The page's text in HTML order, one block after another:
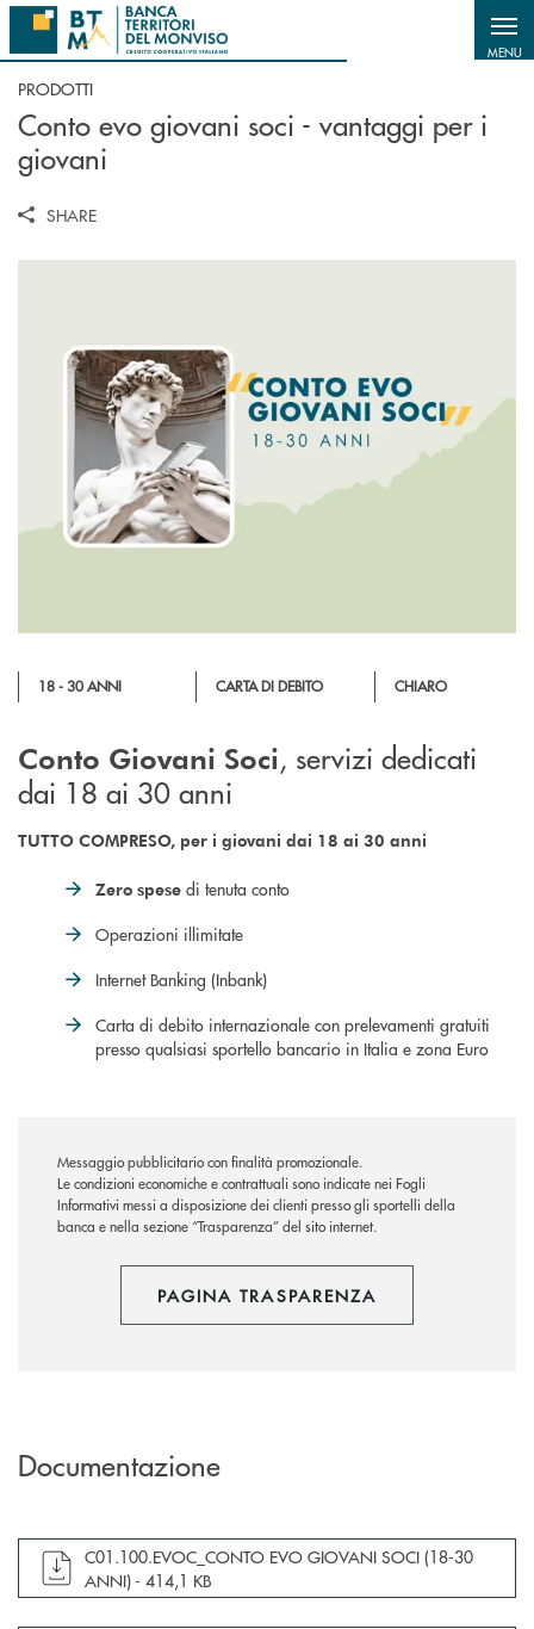
Salta al contenuto principale
MENU
PRODOTTI
Conto evo giovani soci - vantaggi per i
giovani
SHARE
18 - 30 ANNI CARTA DI DEBITO CHIARO
Conto Giovani Soci, servizi dedicati
dai 18 ai 30 anni
TUTTO COMPRESO, per i giovani dai 18 ai 30 anni
Zero spese di tenuta conto
Operazioni illimitate
Internet Banking (Inbank)
Carta di debito internazionale con prelevamenti gratuiti
presso qualsiasi sportello bancario in Italia e zona Euro
Messaggio pubblicitario con finalità promozionale.
Le condizioni economiche e contrattuali sono indicate nei Fogli
Informativi messi a disposizione dei clienti presso gli sportelli della
banca e nella sezione “Trasparenza” del sito internet.
PAGINA TRASPARENZA
Documentazione
apre documento in una nuova finestra
C01.100.EVOC_CONTO EVO GIOVANI SOCI (18-30
ANNI) - 414,1 KB